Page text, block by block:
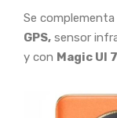
Se complementa
GPS, sensor
y con Magic UI